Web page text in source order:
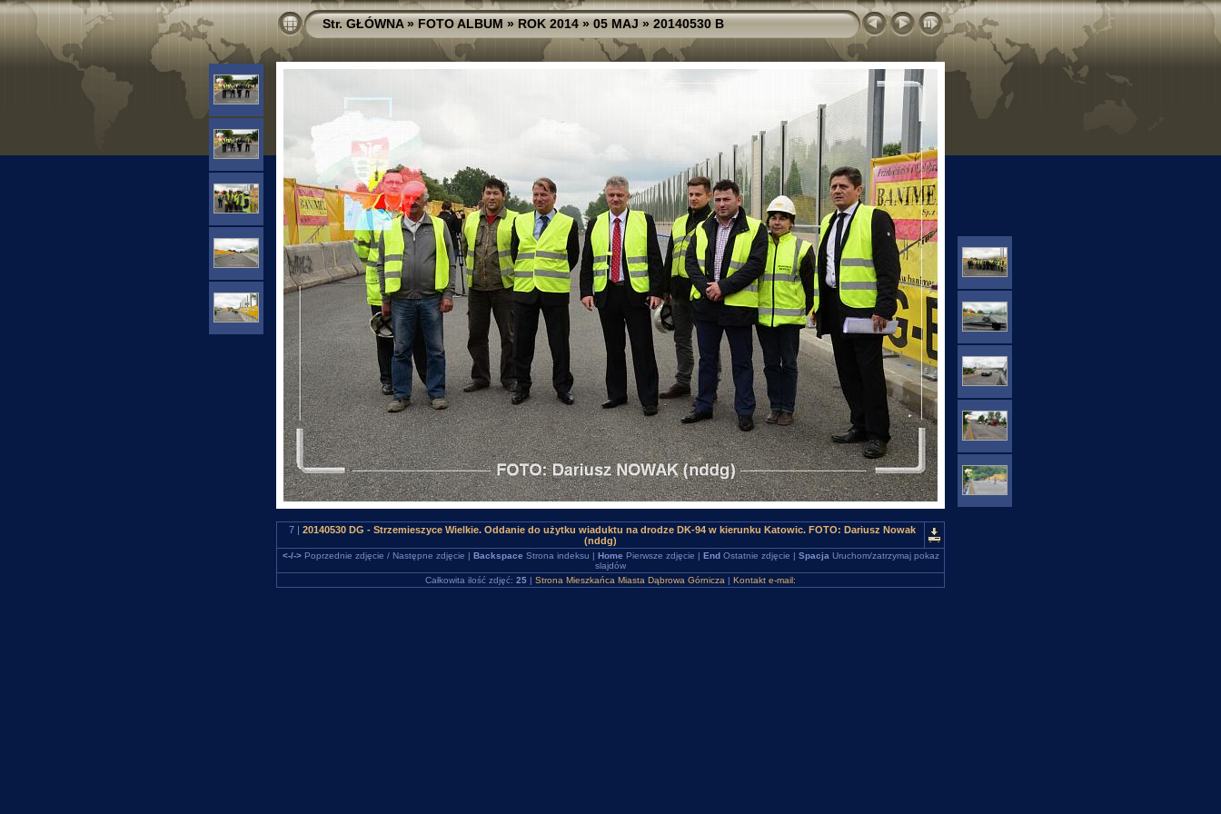
Str. GŁÓWNA»FOTO ALBUM»ROK 2014»05 MAJ»20140530 B
7 | 20140530 DG - Strzemieszyce Wielkie. Oddanie do użytku wiaduktu na drodze DK-94 w kierunku Katowic. FOTO: Dariusz Nowak
(nddg)
<-/->Poprzednie zdjęcie / Następne zdjęcie | Backspace Strona indeksu | Home Pierwsze zdjęcie | EndOstatnie zdjęcie | Spacja Uruchom/zatrzymaj pokaz
slajdów
Całkowita ilość zdjęć: 25 | Strona Mieszkańca Miasta Dąbrowa Górnicza | Kontakt e-mail: